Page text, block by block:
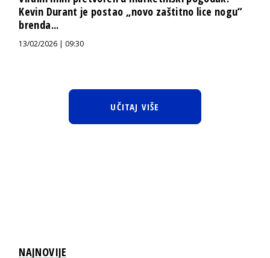
Kevin Durant je postao „novo zaštitno lice nogu“
brenda...
13/02/2026 | 09:30
UČITAJ VIŠE
NAJNOVIJE